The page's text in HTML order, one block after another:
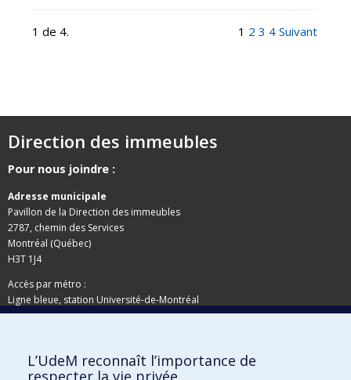
1 de 4. 1 2 3 4 Suivant
Direction des immeubles
Pour nous joindre :
Adresse municipale
Pavillon de la Direction des immeubles
2787, chemin des Services
Montréal (Québec)
H3T 1J4
Accès par métro :
Ligne bleue, station Université-de-Montréal
Pavillon de la Direction des immeubles
L’UdeM reconnaît l’importance de
respecter la vie privée